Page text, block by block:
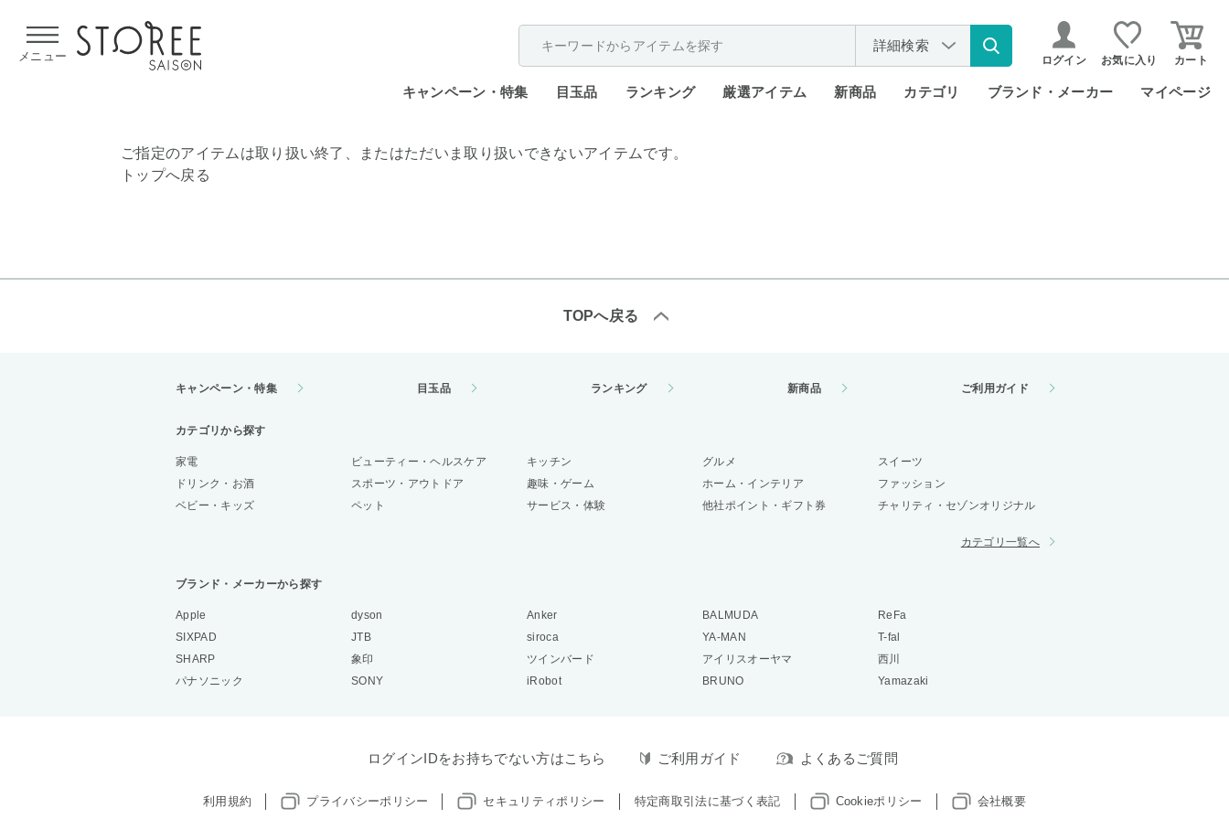
メニュー
詳細検索
ログイン お気に入り カート
キャンペーン・特集 目玉品 ランキング 厳選アイテム 新商品 カテゴリ ブランド・メーカー マイページ
ご指定のアイテムは取り扱い終了、またはただいま取り扱いできないアイテムです。
トップへ戻る
TOPへ戻る
キャンペーン・特集 目玉品 ランキング 新商品 ご利用ガイド
カテゴリから探す
家電 ビューティー・ヘルスケア キッチン グルメ
スイーツ
ドリンク・お酒
スポーツ・アウトドア 趣味・ゲーム ホーム・インテリア
ファッション
ベビー・キッズ
ペット サービス・体験 他社ポイント・ギフト券 チャリティ・セゾンオリジナル
カテゴリ一覧へ
ブランド・メーカーから探す
Apple dyson Anker BALMUDA
ReFa
SIXPAD
JTB siroca YA-MAN
T-fal
SHARP
象印 ツインバード アイリスオーヤマ
西川
パナソニック
SONY iRobot BRUNO Yamazaki
ログインIDをお持ちでない方はこちら ご利用ガイド よくあるご質問
利用規約 プライバシーポリシー セキュリティポリシー 特定商取引法に基づく表記 Cookieポリシー 会社概要